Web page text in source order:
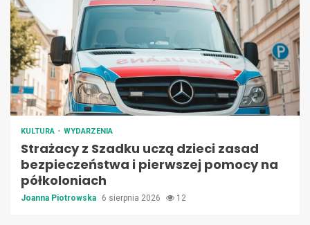
KULTURA WYDARZENIA
Strażacy z Szadku uczą dzieci zasad
bezpieczeństwa i pierwszej pomocy na
półkoloniach
Joanna Piotrowska 6 sierpnia 2026 12